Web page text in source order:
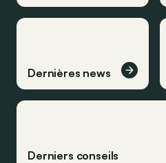
Dernières news
Derniers conseils